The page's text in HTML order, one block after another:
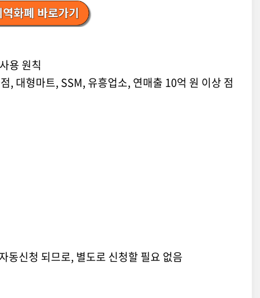
용 원칙
, 대형마트, SSM, 유흥업소, 연매출 10억 원 이상 점
동신청 되므로, 별도로 신청할 필요 없음